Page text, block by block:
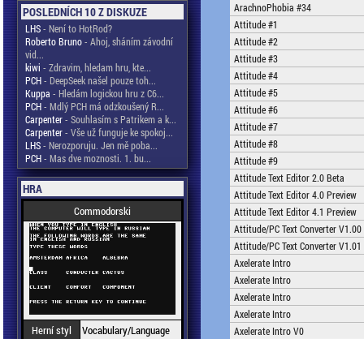
POSLEDNÍCH 10 Z DISKUZE
LHS- Není to HotRod?
Roberto Bruno- Ahoj, sháním závodní
vid...
kiwi - Zdravim, hledam hru, kte...
PCH- DeepSeek našel pouze toh...
Kuppa - Hledám logickou hru z C6...
PCH- Mdlý PCH má odzkoušený R...
Carpenter- Souhlasím s Patrikem a k...
Carpenter- Vše už funguje ke spokoj...
LHS- Nerozporuju. Jen mě poba...
PCH- Mas dve moznosti. 1. bu...
HRA
Commodorski
Herní styl
Vocabulary/Language
ArachnoPhobia #34
Attitude #1
Attitude #2
Attitude #3
Attitude #4
Attitude #5
Attitude #6
Attitude #7
Attitude #8
Attitude #9
Attitude Text Editor 2.0 Beta
Attitude Text Editor 4.0 Preview
Attitude Text Editor 4.1 Preview
Attitude/PC Text Converter V1.00
Attitude/PC Text Converter V1.01
Axelerate Intro
Axelerate Intro
Axelerate Intro
Axelerate Intro
Axelerate Intro V0